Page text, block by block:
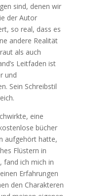
sind, denen wir
der Autor
so real, dass es
andere Realität
als auch
Leitfaden ist
und
Sein Schreibstil
eine
bücher
aufgehört hatte,
Flüstern in
fand ich mich in
Erfahrungen
den Charakteren